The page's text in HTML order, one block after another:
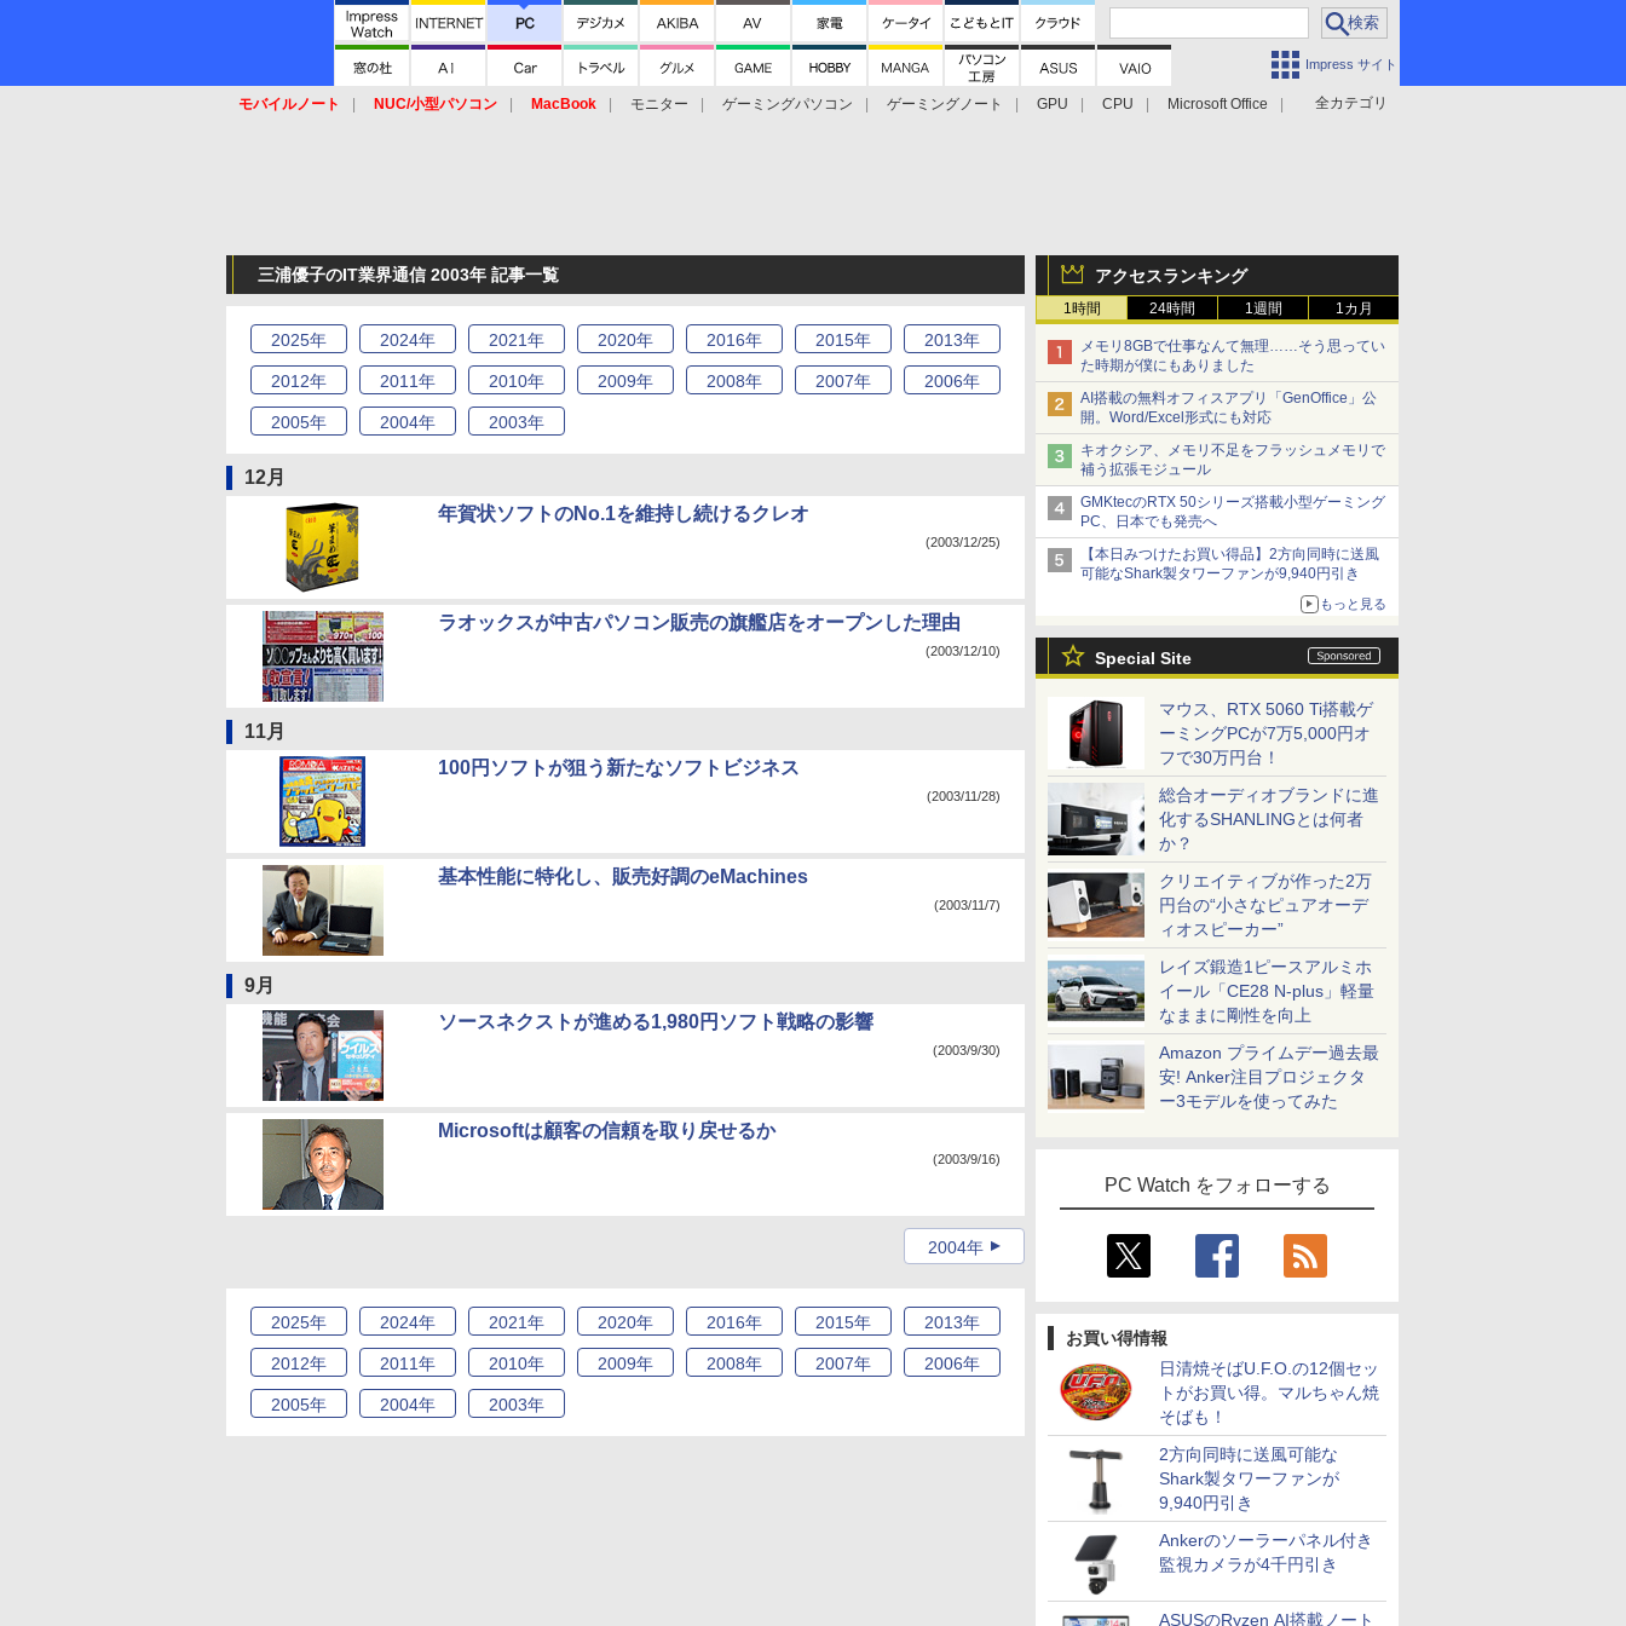
Impress サイト
全カテゴリ
モバイルノート NUC/小型パソコン MacBook モニター ゲーミングパソコン ゲーミングノート GPU CPU
Microsoft Office
アクセスランキング
1時間 24時間 1週間 1カ月
メモリ8GBで仕事なんて無理……そう思ってい
た時期が僕にもありました
AI搭載の無料オフィスアプリ「GenOffice」公
開。Word/Excel形式にも対応
キオクシア、メモリ不足をフラッシュメモリで
補う拡張モジュール
GMKtecのRTX 50シリーズ搭載小型ゲーミング
PC、日本でも発売へ
【本日みつけたお買い得品】2方向同時に送風
可能なShark製タワーファンが9,940円引き
もっと見る
Special Site
マウス、RTX 5060 Ti搭載ゲ
ーミングPCが7万5,000円オ
フで30万円台！
総合オーディオブランドに進
化するSHANLINGとは何者
か？
クリエイティブが作った2万
円台の“小さなピュアオーデ
ィオスピーカー”
レイズ鍛造1ピースアルミホ
イール「CE28 N-plus」軽量
なままに剛性を向上
Amazon プライムデー過去最
安! Anker注目プロジェクタ
ー3モデルを使ってみた
PC Watch をフォローする
お買い得情報
日清焼そばU.F.O.の12個セッ
トがお買い得。マルちゃん焼
そばも！
2方向同時に送風可能な
Shark製タワーファンが
9,940円引き
Ankerのソーラーパネル付き
監視カメラが4千円引き
ASUSのRyzen AI搭載ノート
三浦優子のIT業界通信 2003年 記事一覧
2025年 2024年 2021年 2020年 2016年 2015年 2013年
2012年 2011年 2010年 2009年 2008年 2007年 2006年
2005年 2004年 2003年
12月
年賀状ソフトのNo.1を維持し続けるクレオ
(2003/12/25)
ラオックスが中古パソコン販売の旗艦店をオープンした理由
(2003/12/10)
11月
100円ソフトが狙う新たなソフトビジネス
(2003/11/28)
基本性能に特化し、販売好調のeMachines
(2003/11/7)
9月
ソースネクストが進める1,980円ソフト戦略の影響
(2003/9/30)
Microsoftは顧客の信頼を取り戻せるか
(2003/9/16)
2004年
2025年 2024年 2021年 2020年 2016年 2015年 2013年
2012年 2011年 2010年 2009年 2008年 2007年 2006年
2005年 2004年 2003年